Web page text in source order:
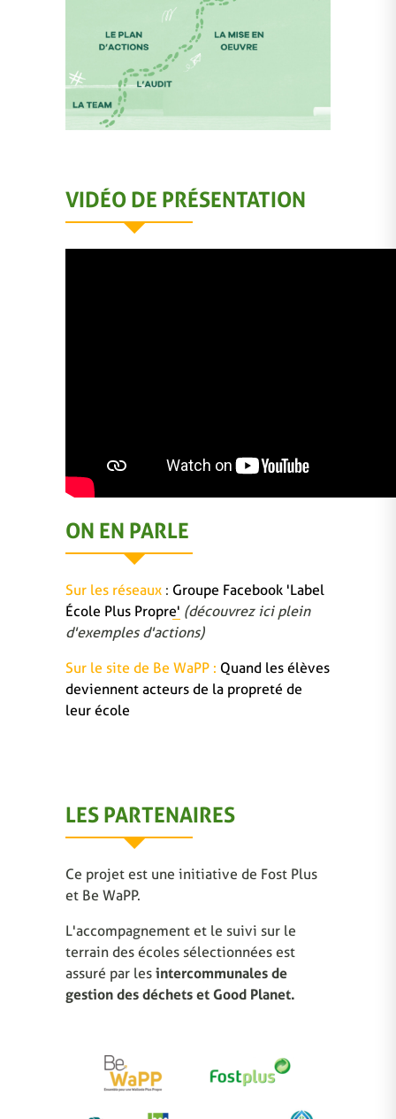
VIDÉO DE PRÉSENTATION
ON EN PARLE
Sur les réseaux : Groupe Facebook 'Label
École Plus Propre' (découvrez ici plein
d'exemples d'actions)
Sur le site de Be WaPP : Quand les élèves
deviennent acteurs de la propreté de
leur école
LES PARTENAIRES
Ce projet est une initiative de Fost Plus
et Be WaPP.
L'accompagnement et le suivi sur le
terrain des écoles sélectionnées est
assuré par les intercommunales de
gestion des déchets et Good Planet.